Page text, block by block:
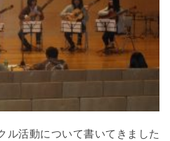
ル活動について書いてきました